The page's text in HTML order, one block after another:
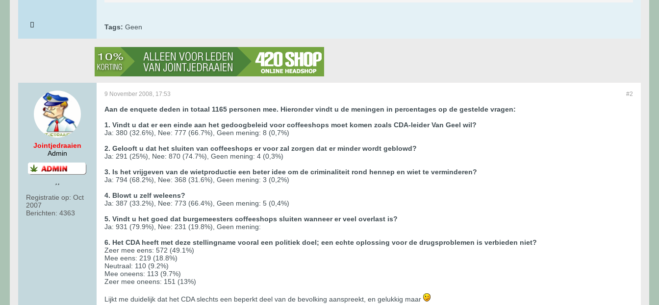
Tags: Geen
Jointjedraaien
Admin
Registratie op: Oct
2007
Berichten: 4363
#2
9 November 2008, 17:53
Aan de enquete deden in totaal 1165 personen mee. Hieronder vindt u de meningen in percentages op de gestelde vragen:
1. Vindt u dat er een einde aan het gedoogbeleid voor coffeeshops moet komen zoals CDA-leider Van Geel wil?
Ja: 380 (32.6%), Nee: 777 (66.7%), Geen mening: 8 (0,7%)
2. Gelooft u dat het sluiten van coffeeshops er voor zal zorgen dat er minder wordt geblowd?
Ja: 291 (25%), Nee: 870 (74.7%), Geen mening: 4 (0,3%)
3. Is het vrijgeven van de wietproductie een beter idee om de criminaliteit rond hennep en wiet te verminderen?
Ja: 794 (68.2%), Nee: 368 (31.6%), Geen mening: 3 (0,2%)
4. Blowt u zelf weleens?
Ja: 387 (33.2%), Nee: 773 (66.4%), Geen mening: 5 (0,4%)
5. Vindt u het goed dat burgemeesters coffeeshops sluiten wanneer er veel overlast is?
Ja: 931 (79.9%), Nee: 231 (19.8%), Geen mening:
6. Het CDA heeft met deze stellingname vooral een politiek doel; een echte oplossing voor de drugsproblemen is verbieden niet?
Zeer mee eens: 572 (49.1%)
Mee eens: 219 (18.8%)
Neutraal: 110 (9.2%)
Mee oneens: 113 (9.7%)
Zeer mee oneens: 151 (13%)
Lijkt me duidelijk dat het CDA slechts een beperkt deel van de bevolking aanspreekt, en gelukkig maar